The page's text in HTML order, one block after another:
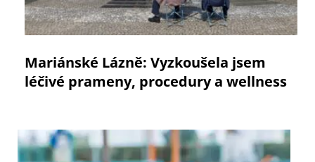
Mariánské Lázně: Vyzkoušela jsem
léčivé prameny, procedury a wellness